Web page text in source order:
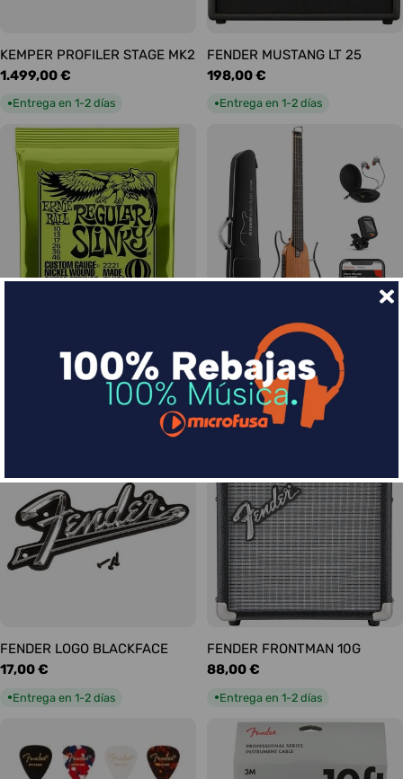
KEMPER PROFILER STAGE MK2
Precio
habitual
1.499,00 €
●Entrega en 1-2 días
FENDER MUSTANG LT 25
Precio
habitual
198,00 €
●Entrega en 1-2 días
Slinky Regular 10-46
DONNER HUSH-I Silent Guitar
Caoba
Precio
habitual
339,00 €
Entrega en 1-2 días
FENDER LOGO BLACKFACE
Precio
17,00 €
●Entrega en 1-2 días
FENDER FRONTMAN 10G
Precio
88,00 €
●Entrega en 1-2 días